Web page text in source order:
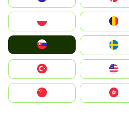
United States
中國香港特別行政區